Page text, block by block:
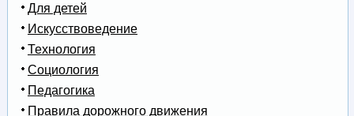
Для детей
Искусствоведение
Технология
Социология
Педагогика
Правила дорожного движения